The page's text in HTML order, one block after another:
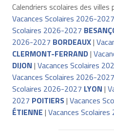
Calendriers scolaires des villes
Vacances Scolaires 2026-2027
Scolaires 2026-2027
2026-2027 BORDEAUX|
CLERMONT-FERRAND|
DIJON | Vacances Scolaires
Vacances Scolaires 2026-2027
Scolaires 2026-2027 LYON |
2027 POITIERS| Vacances
ÉTIENNE | Vacances